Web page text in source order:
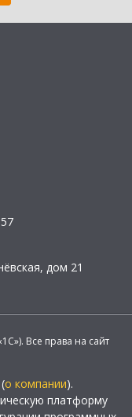
дом 21
Все права на сайт
о компании).
платформу